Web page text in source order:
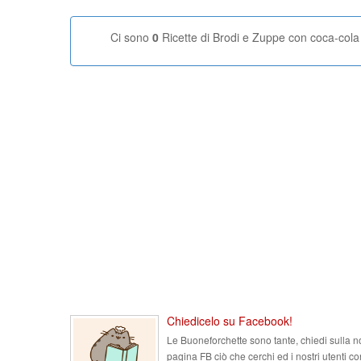
Ci sono 0 Ricette di Brodi e Zuppe con coca-cola
Chiedicelo su Facebook!
Le Buoneforchette sono tante, chiedi sulla
pagina FB ciò che cerchi ed i nostri utenti